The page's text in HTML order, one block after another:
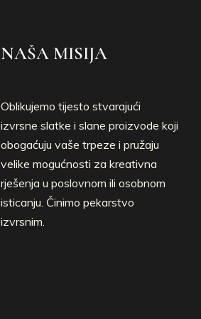
NAŠA MISIJA
Oblikujemo tijesto stvarajući
izvrsne slatke i slane proizvode koji
obogaćuju vaše trpeze i pružaju
velike mogućnosti za kreativna
rješenja u poslovnom ili osobnom
isticanju. Činimo pekarstvo
izvrsnim.